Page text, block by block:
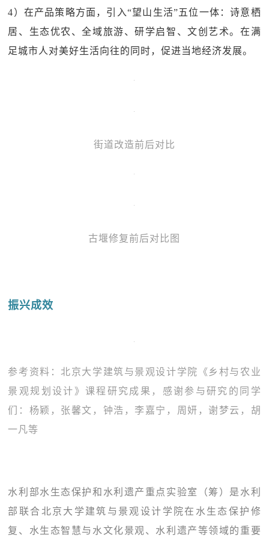
4）在产品策略方面，引入“望山生活”五位一体：诗意栖
居、生态优农、全域旅游、研学启智、文创艺术。在满
足城市人对美好生活向往的同时，促进当地经济发展。
街道改造前后对比
古堰修复前后对比图
振兴成效
参考资料：北京大学建筑与景观设计学院《乡村与农业
景观规划设计》课程研究成果，感谢参与研究的同学
们：杨颖，张馨文，钟浩，李嘉宁，周妍，谢梦云，胡
一凡等
水利部水生态保护和水利遗产重点实验室（筹）是水利
部联合北京大学建筑与景观设计学院在水生态保护修
复、水生态智慧与水文化景观、水利遗产等领域的重要